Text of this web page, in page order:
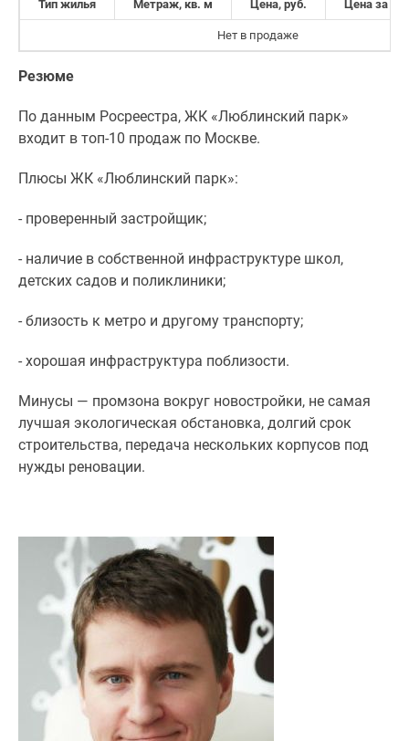
Тип жилья Метраж, кв. м Цена, руб. Цена за
Нет в продаже
Резюме
По данным Росреестра, ЖК «Люблинский парк»
входит в топ-10 продаж по Москве.
Плюсы ЖК «Люблинский парк»:
- проверенный застройщик;
- наличие в собственной инфраструктуре школ,
детских садов и поликлиники;
- близость к метро и другому транспорту;
- хорошая инфраструктура поблизости.
Минусы — промзона вокруг новостройки, не самая
лучшая экологическая обстановка, долгий срок
строительства, передача нескольких корпусов под
нужды реновации.